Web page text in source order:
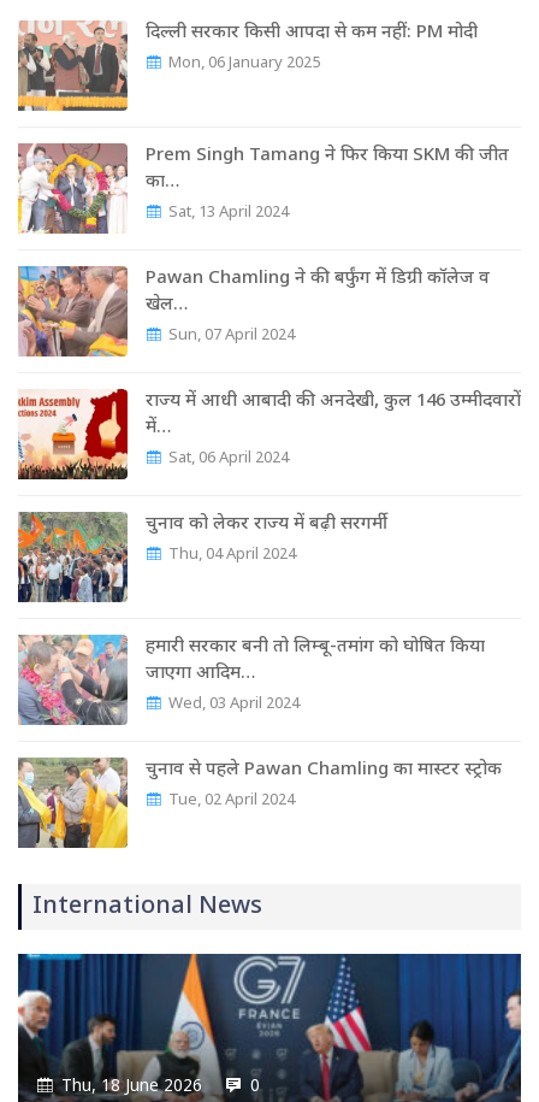
दिल्ली सरकार किसी आपदा से कम नहीं: PM मोदी
Mon, 06 January 2025
Prem Singh Tamang ने फिर किया SKM की जीत
का…
Sat, 13 April 2024
Pawan Chamling ने की बर्फुंग में डिग्री कॉलेज व
खेल…
Sun, 07 April 2024
राज्‍य में आधी आबादी की अनदेखी, कुल 146 उम्‍मीदवारों
में…
Sat, 06 April 2024
चुनाव को लेकर राज्‍य में बढ़ी सरगर्मी
Thu, 04 April 2024
हमारी सरकार बनी तो लिम्बू-तमांग को घोषित किया
जाएगा आदिम…
Wed, 03 April 2024
चुनाव से पहले Pawan Chamling का मास्‍टर स्‍ट्रोक
Tue, 02 April 2024
International News
Thu, 18 June 2026 0